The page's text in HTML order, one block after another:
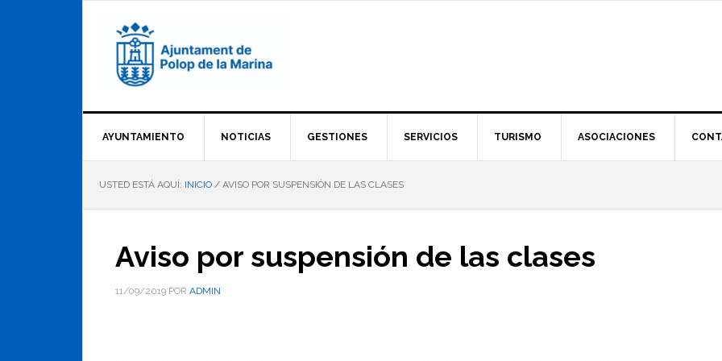
AYUNTAMIENTO NOTICIAS GESTIONES SERVICIOS TURISMO ASOCIACIONES
USTED ESTÁ AQUÍ: INICIO / AVISO POR SUSPENSIÓN DE LAS CLASES
Aviso por suspensión de las clases
11/09/2019 POR ADMIN